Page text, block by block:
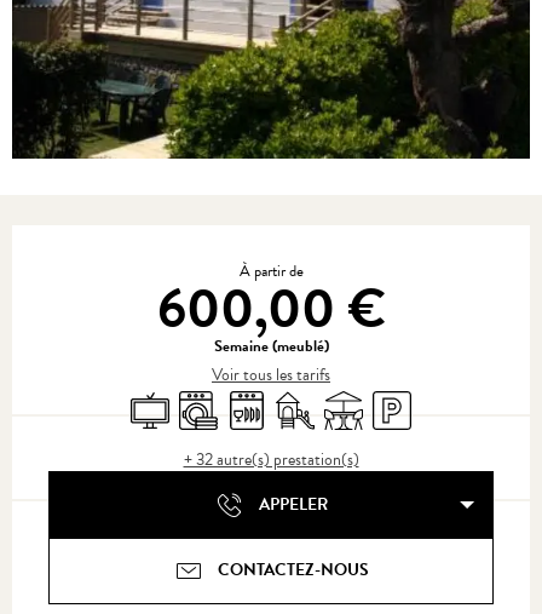
À partir de
600,00 €
Semaine (meublé)
Voir tous les tarifs
TélévisionLave lingeLave vaisselleJeux pour enfants / Espace jeux
TerrasseParking
+ 32 autre(s) prestation(s)
APPELER
CONTACTEZ-NOUS